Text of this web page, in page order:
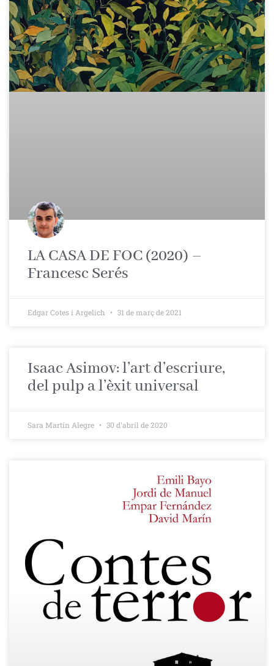
LA CASA DE FOC (2020) –
Francesc Serés
Edgar Cotes i Argelich 31 de març de 2021
Isaac Asimov: l’art d’escriure,
del pulp a l’èxit universal
Sara Martín Alegre 30 d'abril de 2020